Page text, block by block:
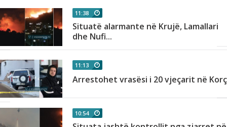
11:38
Situatë alarmante në Krujë, Lamallari
dhe Nufi...
11:13
Arrestohet vrasësi i 20 vjeçarit në
10:54